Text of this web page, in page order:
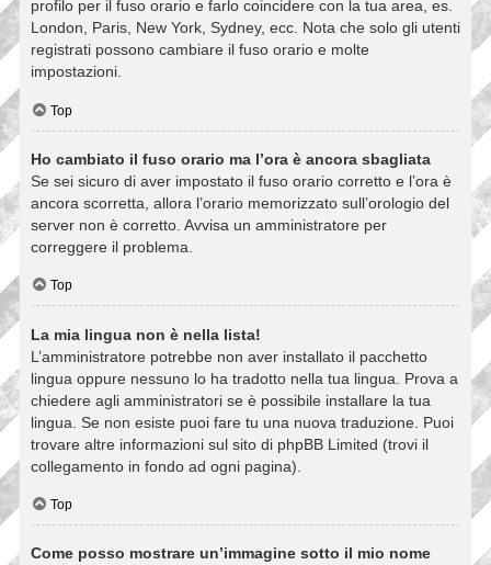
profilo per il fuso orario e farlo coincidere con la tua area, es.
London, Paris, New York, Sydney, ecc. Nota che solo gli utenti
registrati possono cambiare il fuso orario e molte
impostazioni.
Top
Ho cambiato il fuso orario ma l’ora è ancora sbagliata
Se sei sicuro di aver impostato il fuso orario corretto e l’ora è
ancora scorretta, allora l’orario memorizzato sull’orologio del
server non è corretto. Avvisa un amministratore per
correggere il problema.
Top
La mia lingua non è nella lista!
L’amministratore potrebbe non aver installato il pacchetto
lingua oppure nessuno lo ha tradotto nella tua lingua. Prova a
chiedere agli amministratori se è possibile installare la tua
lingua. Se non esiste puoi fare tu una nuova traduzione. Puoi
trovare altre informazioni sul sito di phpBB Limited (trovi il
collegamento in fondo ad ogni pagina).
Top
Come posso mostrare un’immagine sotto il mio nome